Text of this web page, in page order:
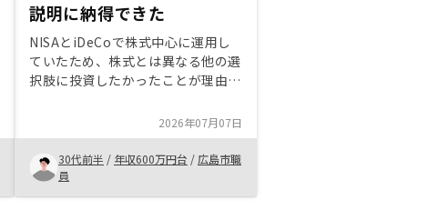
説明に納得できた
NISAとiDeCoで株式中心に運用し
ていたため、株式とは異なる他の選
択肢に投資したかったことが理由で
違う魅力等が感じられ、取れるリス
ク許容度と期待されるリターンを考
えた時にやった方がよいと思えまし
た。
2026年07月07日
30代前半 / 年収600万円台 / 広島市職
員